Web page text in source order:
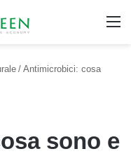
/ Antimicrobici: cosa
sono e